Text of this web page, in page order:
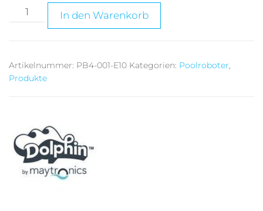
In den Warenkorb
Artikelnummer: PB4-001-E10 Kategorien: Poolroboter
Produkte